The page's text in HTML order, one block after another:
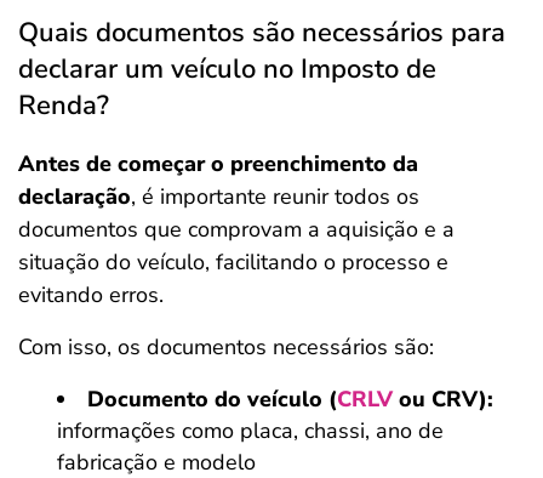
Quais documentos são necessários para
declarar um veículo no Imposto de
Renda?
Antes de começar o preenchimento da
declaração, é importante reunir todos os
documentos que comprovam a aquisição e a
situação do veículo, facilitando o processo e
evitando erros.
Com isso, os documentos necessários são:
Documento do veículo (CRLVou CRV):
informações como placa, chassi, ano de
fabricação e modelo